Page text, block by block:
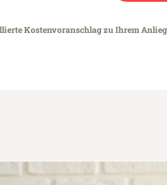
Kostenvoranschlag zu Ihrem